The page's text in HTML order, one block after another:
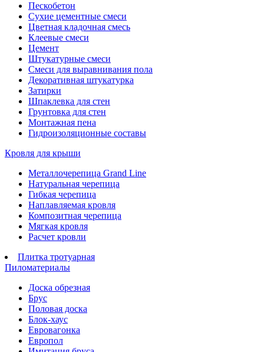
Пескобетон
Сухие цементные смеси
Цветная кладочная смесь
Клеевые смеси
Цемент
Штукатурные смеси
Смеси для выравнивания пола
Декоративная штукатурка
Затирки
Шпаклевка для стен
Грунтовка для стен
Монтажная пена
Гидроизоляционные составы
Кровля для крыши
Металлочерепица Grand Line
Натуральная черепица
Гибкая черепица
Наплавляемая кровля
Композитная черепица
Мягкая кровля
Расчет кровли
Плитка тротуарная
Пиломатериалы
Доска обрезная
Брус
Половая доска
Блок-хаус
Евровагонка
Европол